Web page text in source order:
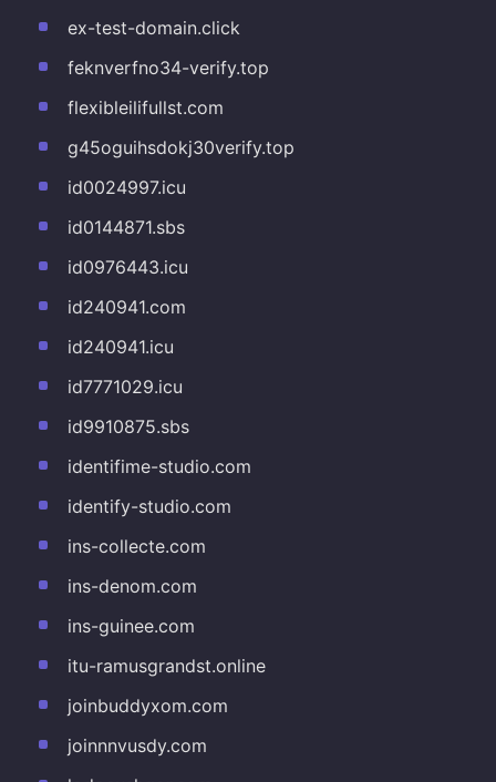
ex-test-domain.click
feknverfno34-verify.top
flexibleilifullst.com
g45oguihsdokj30verify.top
id0024997.icu
id0144871.sbs
id0976443.icu
id240941.com
id240941.icu
id7771029.icu
id9910875.sbs
identifime-studio.com
identify-studio.com
ins-collecte.com
ins-denom.com
ins-guinee.com
itu-ramusgrandst.online
joinbuddyxom.com
joinnnvusdy.com